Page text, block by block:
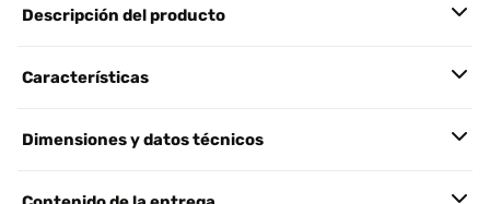
Descripción del producto
Características
Dimensiones y datos técnicos